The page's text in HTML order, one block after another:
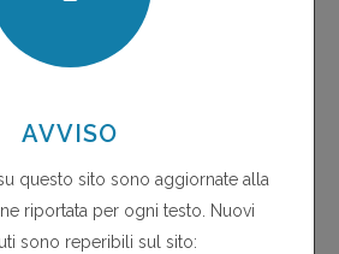
mantello del
cane, fino ad
inumidire
seconda della
taglia del cane
e del numero di